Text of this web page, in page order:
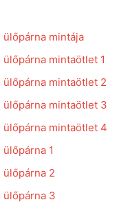
ülőpárna mintája
ülőpárna mintaötlet 1
ülőpárna mintaötlet 2
ülőpárna mintaötlet 3
ülőpárna mintaötlet 4
1
ülőpárna 2
ülőpárna 3